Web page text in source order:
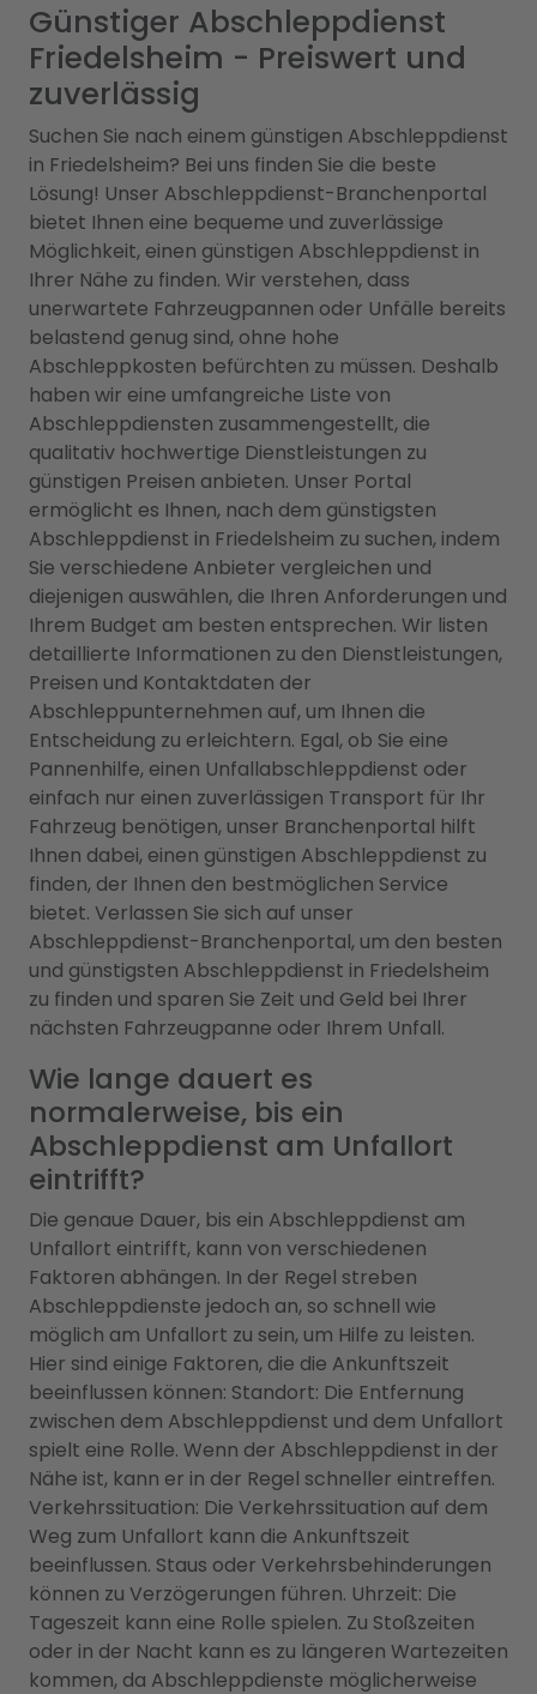
Günstiger Abschleppdienst
Friedelsheim - Preiswert und
zuverlässig
Suchen Sie nach einem günstigen Abschleppdienst
in Friedelsheim? Bei uns finden Sie die beste
Lösung! Unser Abschleppdienst-Branchenportal
bietet Ihnen eine bequeme und zuverlässige
Möglichkeit, einen günstigen Abschleppdienst in
Ihrer Nähe zu finden. Wir verstehen, dass
unerwartete Fahrzeugpannen oder Unfälle bereits
belastend genug sind, ohne hohe
Abschleppkosten befürchten zu müssen. Deshalb
haben wir eine umfangreiche Liste von
Abschleppdiensten zusammengestellt, die
qualitativ hochwertige Dienstleistungen zu
günstigen Preisen anbieten. Unser Portal
ermöglicht es Ihnen, nach dem günstigsten
Abschleppdienst in Friedelsheim zu suchen, indem
Sie verschiedene Anbieter vergleichen und
diejenigen auswählen, die Ihren Anforderungen und
Ihrem Budget am besten entsprechen. Wir listen
detaillierte Informationen zu den Dienstleistungen,
Preisen und Kontaktdaten der
Abschleppunternehmen auf, um Ihnen die
Entscheidung zu erleichtern. Egal, ob Sie eine
Pannenhilfe, einen Unfallabschleppdienst oder
einfach nur einen zuverlässigen Transport für Ihr
Fahrzeug benötigen, unser Branchenportal hilft
Ihnen dabei, einen günstigen Abschleppdienst zu
finden, der Ihnen den bestmöglichen Service
bietet. Verlassen Sie sich auf unser
Abschleppdienst-Branchenportal, um den besten
und günstigsten Abschleppdienst in Friedelsheim
zu finden und sparen Sie Zeit und Geld bei Ihrer
nächsten Fahrzeugpanne oder Ihrem Unfall.
Wie lange dauert es
normalerweise, bis ein
Abschleppdienst am Unfallort
eintrifft?
Die genaue Dauer, bis ein Abschleppdienst am
Unfallort eintrifft, kann von verschiedenen
Faktoren abhängen. In der Regel streben
Abschleppdienste jedoch an, so schnell wie
möglich am Unfallort zu sein, um Hilfe zu leisten.
Hier sind einige Faktoren, die die Ankunftszeit
beeinflussen können: Standort: Die Entfernung
zwischen dem Abschleppdienst und dem Unfallort
spielt eine Rolle. Wenn der Abschleppdienst in der
Nähe ist, kann er in der Regel schneller eintreffen.
Verkehrssituation: Die Verkehrssituation auf dem
Weg zum Unfallort kann die Ankunftszeit
beeinflussen. Staus oder Verkehrsbehinderungen
können zu Verzögerungen führen. Uhrzeit: Die
Tageszeit kann eine Rolle spielen. Zu Stoßzeiten
oder in der Nacht kann es zu längeren Wartezeiten
kommen, da Abschleppdienste möglicherweise